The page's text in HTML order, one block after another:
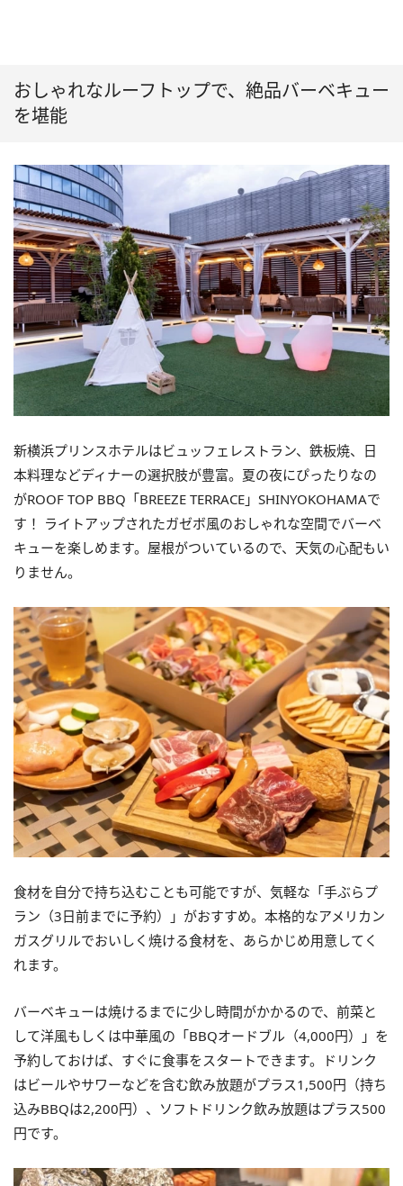
おしゃれなルーフトップで、絶品バーベキュー
を堪能
新横浜プリンスホテルはビュッフェレストラン、鉄板焼、日
本料理などディナーの選択肢が豊富。夏の夜にぴったりなの
がROOF TOP BBQ「BREEZE TERRACE」SHINYOKOHAMAで
す！ ライトアップされたガゼボ風のおしゃれな空間でバーベ
キューを楽しめます。屋根がついているので、天気の心配もい
りません。
食材を自分で持ち込むことも可能ですが、気軽な「手ぶらプ
ラン（3日前までに予約）」がおすすめ。本格的なアメリカン
ガスグリルでおいしく焼ける食材を、あらかじめ用意してく
れます。
バーベキューは焼けるまでに少し時間がかかるので、前菜と
して洋風もしくは中華風の「BBQオードブル（4,000円）」を
予約しておけば、すぐに食事をスタートできます。ドリンク
はビールやサワーなどを含む飲み放題がプラス1,500円（持ち
込みBBQは2,200円）、ソフトドリンク飲み放題はプラス500
円です。